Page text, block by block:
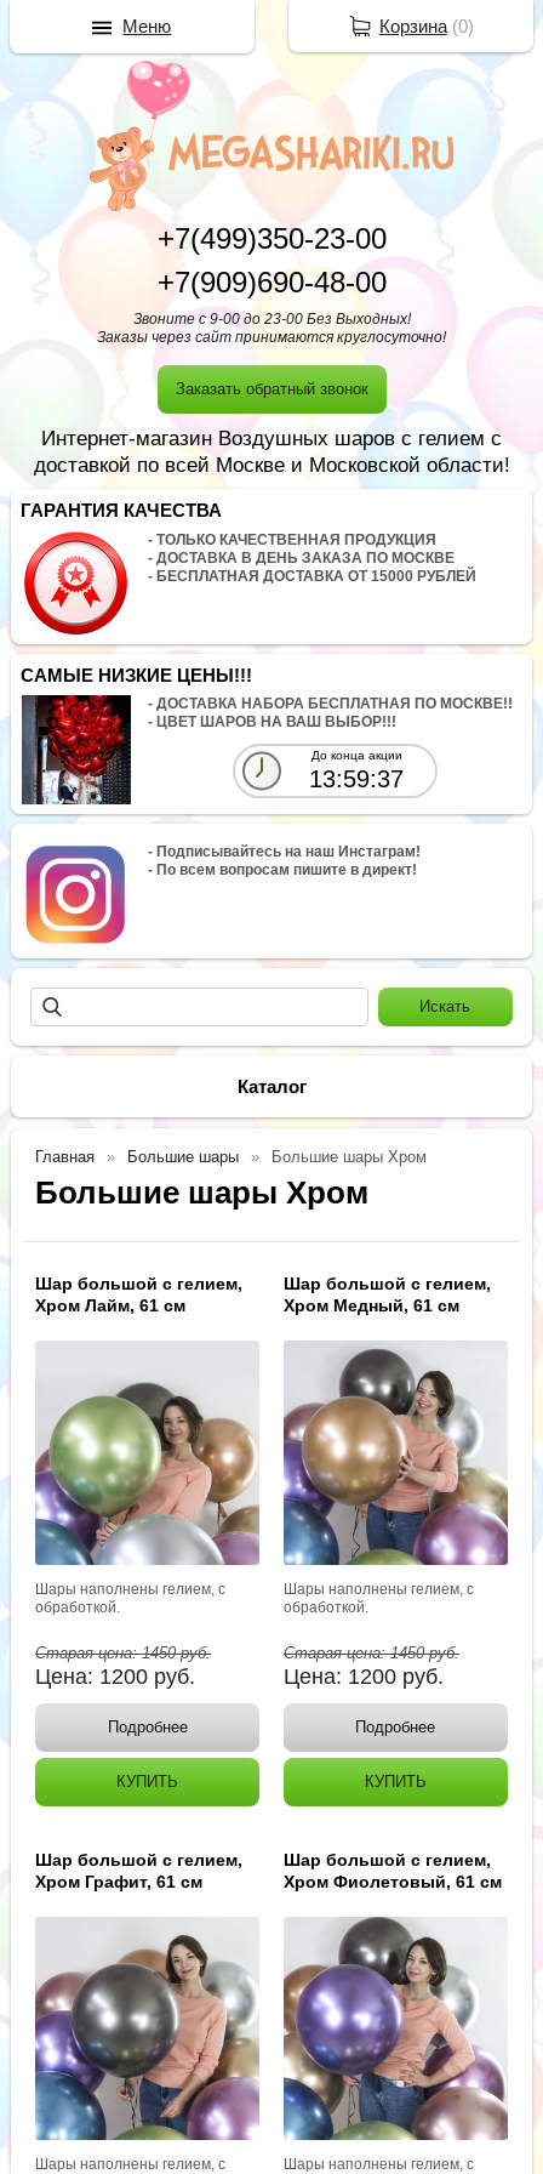
+7(499)350-23-00
+7(909)690-48-00
Звоните с 9-00 до 23-00 Без Выходных!
Заказы через сайт принимаются круглосуточно!
Заказать обратный звонок
Интернет-магазин Воздушных шаров с гелием с
доставкой по всей Москве и Московской области!
ГАРАНТИЯ КАЧЕСТВА
- ТОЛЬКО КАЧЕСТВЕННАЯ ПРОДУКЦИЯ
- ДОСТАВКА В ДЕНЬ ЗАКАЗА ПО МОСКВЕ
- БЕСПЛАТНАЯ ДОСТАВКА ОТ 15000 РУБЛЕЙ
САМЫЕ НИЗКИЕ ЦЕНЫ!!!
- ДОСТАВКА НАБОРА БЕСПЛАТНАЯ ПО МОСКВЕ!!
- ЦВЕТ ШАРОВ НА ВАШ ВЫБОР!!!
До конца акции
13:59:36
- Подписывайтесь на наш Инстаграм!
- По всем вопросам пишите в директ!
Каталог
Главная Большие шары Большие шары Хром
Большие шары Хром
Шар большой с гелием,
Хром Лайм, 61 см
Шары наполнены гелием, с
обработкой.
Старая цена:1450руб.
Цена: 1200 руб.
Подробнее
КУПИТЬ
Шар большой с гелием,
Хром Медный, 61 см
Шары наполнены гелием, с
обработкой.
Старая цена:1450руб.
Цена: 1200 руб.
Подробнее
КУПИТЬ
Шар большой с гелием,
Хром Графит, 61 см
Шары наполнены гелием, с
Шар большой с гелием,
Хром Фиолетовый, 61 см
Шары наполнены гелием, с
Корзина(0)
Меню